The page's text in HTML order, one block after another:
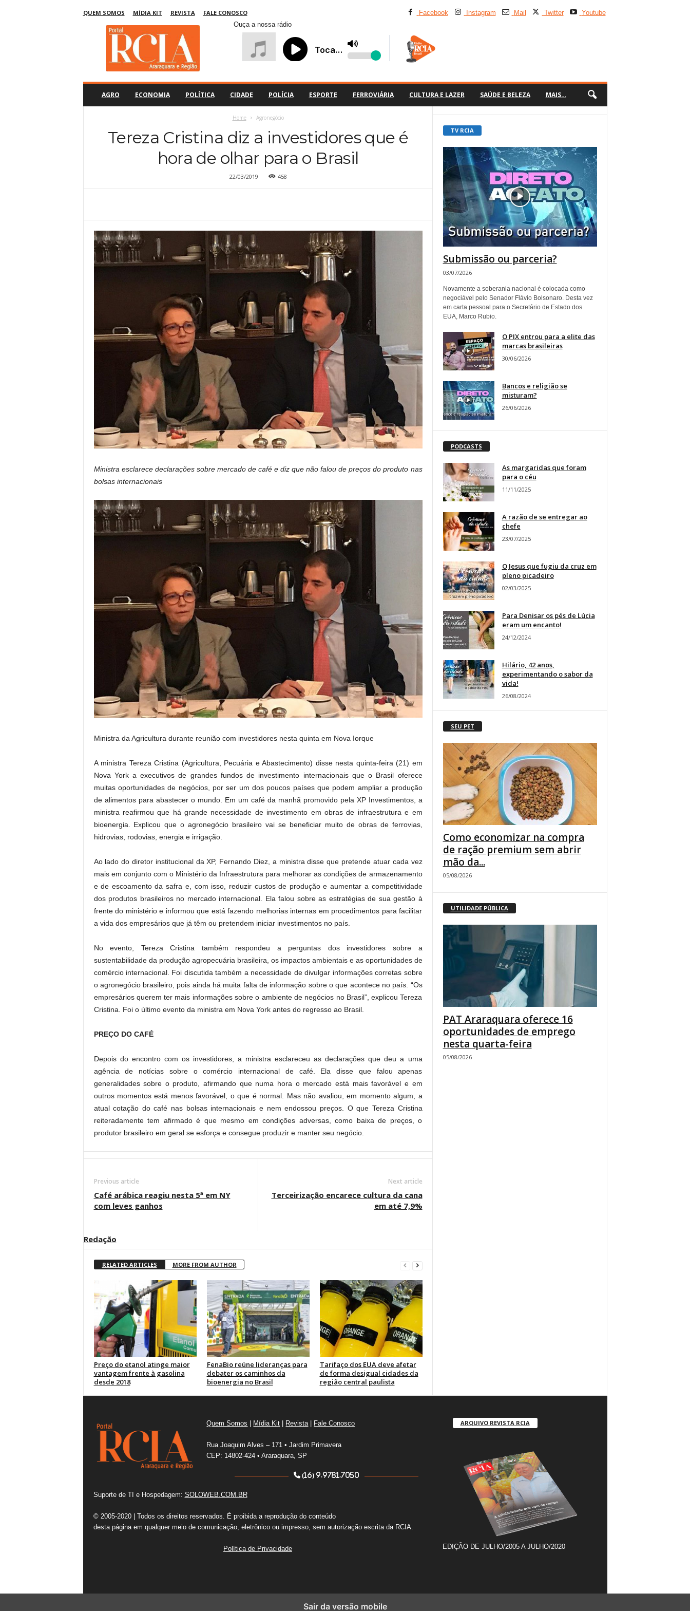
QUEM SOMOS MÍDIA KIT REVISTA FALE CONOSCO Facebook Instagram Mail Twitter
Youtube
Ouça a nossa rádio
AGRO ECONOMIA POLÍTICA CIDADE POLÍCIA ESPORTE FERROVIÁRIA CULTURA E LAZER SAÚDE E BELEZA MAIS…
Home Agronegócio
Tereza Cristina diz a investidores que é
hora de olhar para o Brasil
22/03/2019 458
Ministra esclarece declarações sobre mercado de café e diz que não falou de preços do produto nas
bolsas internacionais
Ministra da Agricultura durante reunião com investidores nesta quinta em Nova Iorque
A ministra Tereza Cristina (Agricultura, Pecuária e Abastecimento) disse nesta quinta-feira (21) em
Nova York a executivos de grandes fundos de investimento internacionais que o Brasil oferece
muitas oportunidades de negócios, por ser um dos poucos países que podem ampliar a produção
de alimentos para abastecer o mundo. Em um café da manhã promovido pela XP Investimentos, a
ministra reafirmou que há grande necessidade de investimento em obras de infraestrutura e em
bioenergia. Explicou que o agronegócio brasileiro vai se beneficiar muito de obras de ferrovias,
hidrovias, rodovias, energia e irrigação.
Ao lado do diretor institucional da XP, Fernando Diez, a ministra disse que pretende atuar cada vez
mais em conjunto com o Ministério da Infraestrutura para melhorar as condições de armazenamento
e de escoamento da safra e, com isso, reduzir custos de produção e aumentar a competitividade
dos produtos brasileiros no mercado internacional. Ela falou sobre as estratégias de sua gestão à
frente do ministério e informou que está fazendo melhorias internas em procedimentos para facilitar
a vida dos empresários que já têm ou pretendem iniciar investimentos no país.
No evento, Tereza Cristina também respondeu a perguntas dos investidores sobre a
sustentabilidade da produção agropecuária brasileira, os impactos ambientais e as oportunidades de
comércio internacional. Foi discutida também a necessidade de divulgar informações corretas sobre
o agronegócio brasileiro, pois ainda há muita falta de informação sobre o que acontece no país. “Os
empresários querem ter mais informações sobre o ambiente de negócios no Brasil”, explicou Tereza
Cristina. Foi o último evento da ministra em Nova York antes do regresso ao Brasil.
PREÇO DO CAFÉ
Depois do encontro com os investidores, a ministra esclareceu as declarações que deu a uma
agência de notícias sobre o comércio internacional de café. Ela disse que falou apenas
generalidades sobre o produto, afirmando que numa hora o mercado está mais favorável e em
outros momentos está menos favorável, o que é normal. Mas não avaliou, em momento algum, a
atual cotação do café nas bolsas internacionais e nem endossou preços. O que Tereza Cristina
reiteradamente tem afirmado é que mesmo em condições adversas, como baixa de preços, o
produtor brasileiro em geral se esforça e consegue produzir e manter seu negócio.
Previous article
Café arábica reagiu nesta 5ª em NY
com leves ganhos
Next article
Terceirização encarece cultura da cana
em até 7,9%
Redação
RELATED ARTICLES MORE FROM AUTHOR
Preço do etanol atinge maior
vantagem frente à gasolina
desde 2018
FenaBio reúne lideranças para
debater os caminhos da
bioenergia no Brasil
Tarifaço dos EUA deve afetar
de forma desigual cidades da
região central paulista
TV RCIA
Submissão ou parceria?
03/07/2026
Novamente a soberania nacional é colocada como
negociável pelo Senador Flávio Bolsonaro. Desta vez
em carta pessoal para o Secretário de Estado dos
EUA, Marco Rubio.
O PIX entrou para a elite das
marcas brasileiras
30/06/2026
Bancos e religião se
misturam?
26/06/2026
PODCASTS
As margaridas que foram
para o céu
11/11/2025
A razão de se entregar ao
chefe
23/07/2025
O Jesus que fugiu da cruz em
pleno picadeiro
02/03/2025
Para Denisar os pés de Lúcia
eram um encanto!
24/12/2024
Hilário, 42 anos,
experimentando o sabor da
vida!
26/08/2024
SEU PET
Como economizar na compra
de ração premium sem abrir
mão da...
05/08/2026
UTILIDADE PÚBLICA
PAT Araraquara oferece 16
oportunidades de emprego
nesta quarta-feira
05/08/2026
Quem Somos Mídia Kit Revista Fale Conosco
Rua Joaquim Alves – 171 • Jardim Primavera
CEP: 14802-424 • Araraquara, SP
(16) 9.9781.7050
Suporte de TI e Hospedagem: SOLOWEB.COM.BR
© 2005-2020 | Todos os direitos reservados. É proibida a reprodução do conteúdo
desta página em qualquer meio de comunicação, eletrônico ou impresso, sem autorização escrita da RCIA.
Política de Privacidade
ARQUIVO REVISTA RCIA
EDIÇÃO DE JULHO/2005 A JULHO/2020
Sair da versão mobile